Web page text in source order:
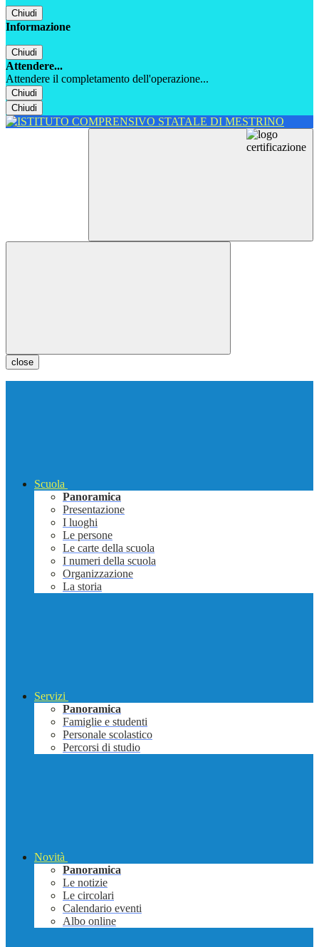
Chiudi
Informazione
Chiudi
Attendere...
Attendere il completamento dell'operazione...
Chiudi
Chiudi
close
Scuola
Panoramica
Presentazione
I luoghi
Le persone
Le carte della scuola
I numeri della scuola
Organizzazione
La storia
Servizi
Panoramica
Famiglie e studenti
Personale scolastico
Percorsi di studio
Novità
Panoramica
Le notizie
Le circolari
Calendario eventi
Albo online